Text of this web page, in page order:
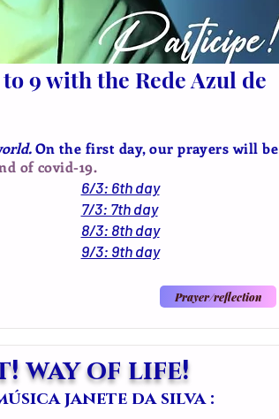
9 with the Rede Azul de
On the first day, our prayers will be
of covid-19.
6/3: 6th day
7/3: 7th day
8/3: 8th day
9/3: 9th day
Prayer/reflection
way of life!
janete da silva :